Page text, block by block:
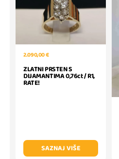
2.090,00 €
ZLATNI PRSTEN S
DIJAMANTIMA 0,76ct / R1,
RATE!
SAZNAJ VIŠE